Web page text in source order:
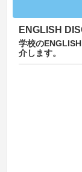
ENGLISH
学校の
介します。